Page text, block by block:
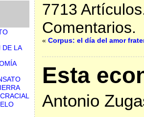
DE LA
7713
Comentarios.
« Corpus: el día del amor
Esta
Antonio